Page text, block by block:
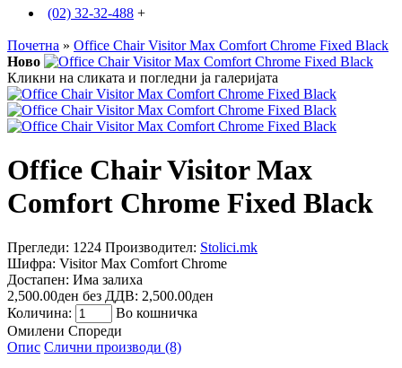
(02) 32-32-488 +
Почетна » Office Chair Visitor Max Comfort Chrome Fixed Black
Ново
Кликни на сликата и погледни ја галеријата
Office Chair Visitor Max
Comfort Chrome Fixed Black
Прегледи: 1224 Производител: Stolici.mk
Шифра: Visitor Max Comfort Chrome
Достапен: Има залиха
2,500.00ден без ДДВ: 2,500.00ден
Количина:
Во кошничка
Омилени Спореди
Опис Слични производи (8)